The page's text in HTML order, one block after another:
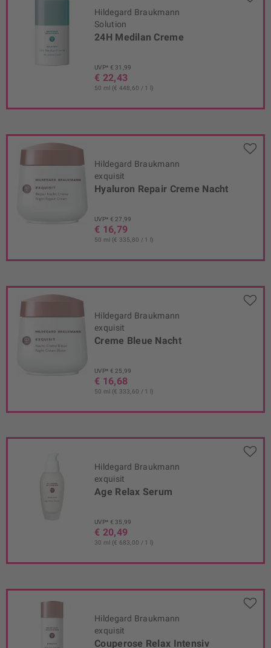
Hildegard Braukmann
Solution
24H Medilan Creme
UVP* € 31,99
€ 22,43
50 ml (€ 448,60 / 1 l)
Hildegard Braukmann
exquisit
Hyaluron Repair Creme Nacht
UVP* € 27,99
€ 16,79
50 ml (€ 335,80 / 1 l)
Hildegard Braukmann
exquisit
Creme Bleue Nacht
UVP* € 25,99
€ 16,68
50 ml (€ 333,60 / 1 l)
Hildegard Braukmann
exquisit
Age Relax Serum
UVP* € 35,99
€ 20,49
30 ml (€ 683,00 / 1 l)
Hildegard Braukmann
exquisit
Couperose Relax Intensiv